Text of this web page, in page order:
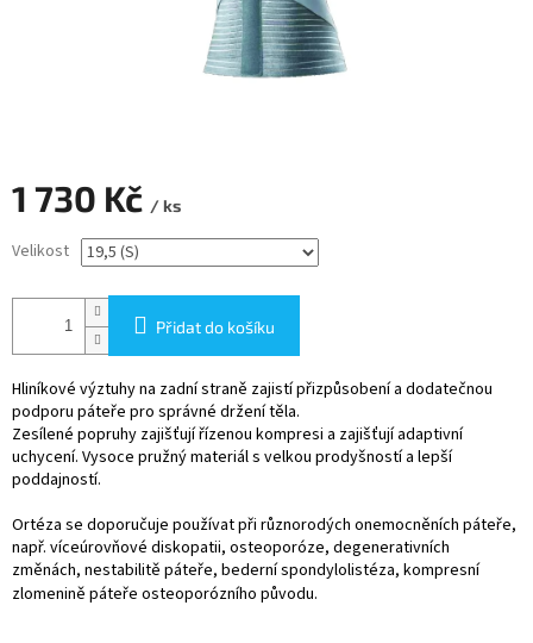
1 730 Kč / ks
cena:
Velikost
Přidat do košíku
Hliníkové výztuhy na zadní straně zajistí přizpůsobení a dodatečnou
podporu páteře pro správné držení těla.
Zesílené popruhy zajišťují řízenou kompresi a zajišťují adaptivní
uchycení. Vysoce pružný materiál s velkou prodyšností a lepší
poddajností.
Ortéza se doporučuje používat při různorodých onemocněních páteře,
např. víceúrovňové diskopatii, osteoporóze, degenerativních
změnách, nestabilitě páteře, bederní spondylolistéza, kompresní
zlomenině páteře osteoporózního původu.